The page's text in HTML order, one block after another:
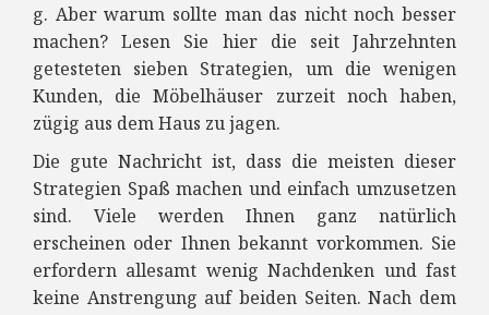
g. Aber warum sollte man das nicht noch besser
machen? Lesen Sie hier die seit Jahrzehnten
getesteten sieben Strategien, um die wenigen
Kunden, die Möbelhäuser zurzeit noch haben,
zügig aus dem Haus zu jagen.
Die gute Nachricht ist, dass die meisten dieser
Strategien Spaß machen und einfach umzusetzen
sind. Viele werden Ihnen ganz natürlich
erscheinen oder Ihnen bekannt vorkommen. Sie
erfordern allesamt wenig Nachdenken und fast
keine Anstrengung auf beiden Seiten. Nach dem